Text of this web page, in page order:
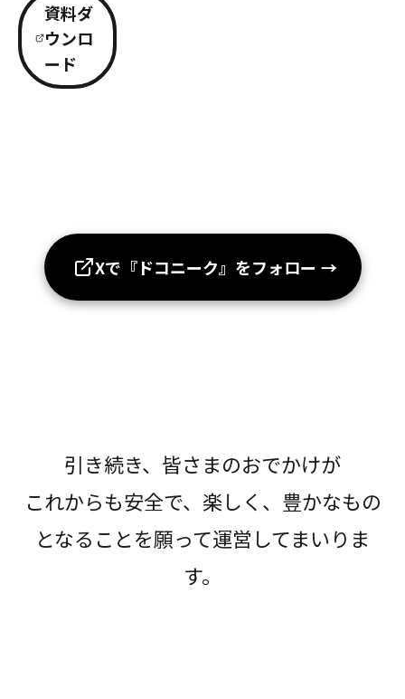
資料ダ
ウンロ
ード
Xで『ドコニーク』をフォロー →
引き続き、皆さまのおでかけが
これからも安全で、楽しく、豊かなもの
となることを願って運営してまいりま
す。